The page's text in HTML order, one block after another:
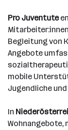
Pro Juventute
Begleitung von
Angebote
mobile
Jugendliche
In
Wohnangebote,